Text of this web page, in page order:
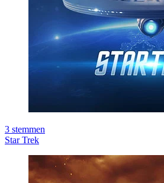
3 stemmen
Star Trek